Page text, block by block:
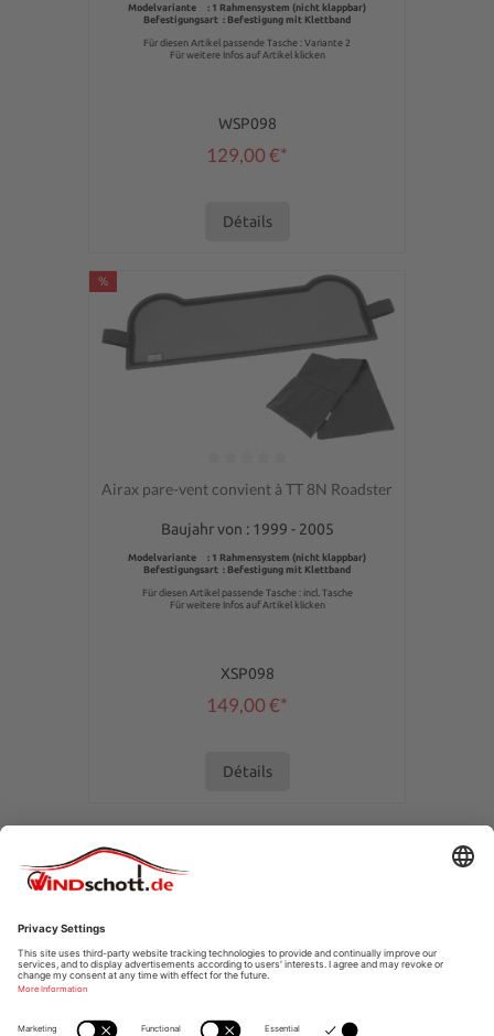
Modelvariante : 1 Rahmensystem (nicht klappbar)
Befestigungsart : Befestigung mit Klettband
Für diesen Artikel passende Tasche : Variante 2
Für weitere Infos auf Artikel klicken
WSP098
129,00 €*
Détails
%
Note moyenne de 0 sur 5 étoiles
Airax pare-vent convient à TT 8N Roadster
Baujahr von : 1999 - 2005
Modelvariante : 1 Rahmensystem (nicht klappbar)
Befestigungsart : Befestigung mit Klettband
Für diesen Artikel passende Tasche : incl. Tasche
Für weitere Infos auf Artikel klicken
XSP098
149,00 €*
Détails
ASSISTANCE TÉLÉPHONIQUE